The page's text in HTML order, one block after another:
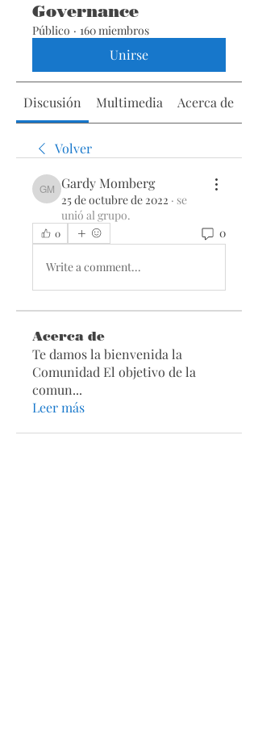
Governance
Público · 160 miembros
Unirse
Discusión Multimedia Acerca de
Volver
Gardy Momberg
Gardy Momberg
25 de octubre de 2022 · se
unió al grupo.
0 0
Write a comment...
Acerca de
Te damos la bienvenida la
Comunidad El objetivo de la
comun...
Leer más